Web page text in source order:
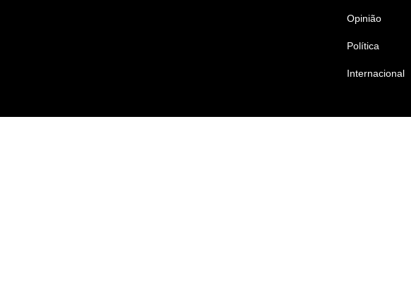
Opinião
Política
Internacional